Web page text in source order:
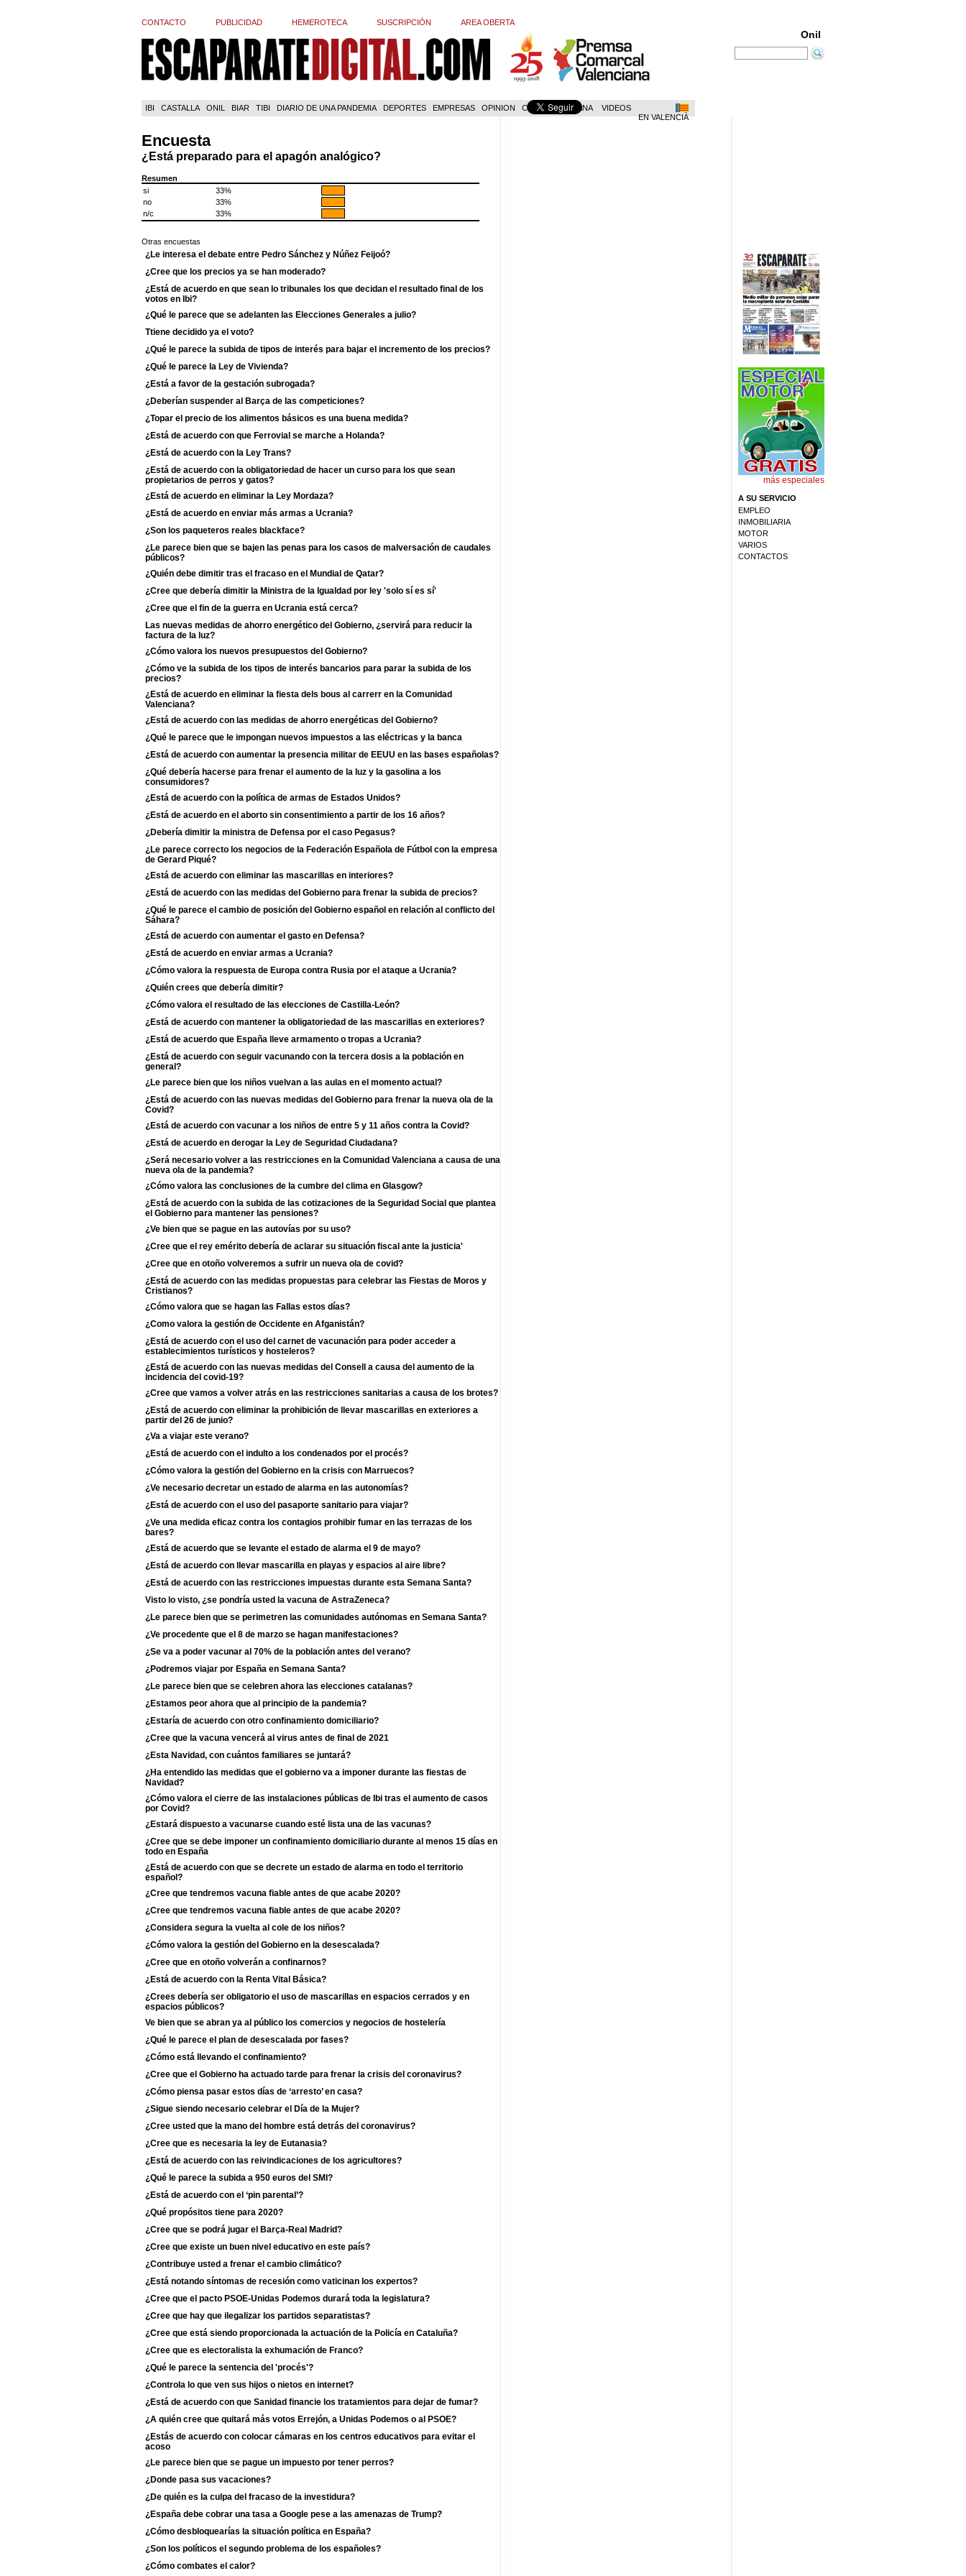
CONTACTO PUBLICIDAD HEMEROTECA SUSCRIPCIÓN AREA OBERTA
Onil
IBI CASTALLA ONIL BIAR TIBI DIARIO DE UNA PANDEMIA DEPORTES EMPRESAS OPINION COM. VALENCIANA
VIDEOS
EN VALENCIÀ
Encuesta
¿Está preparado para el apagón analógico?
Resumen
si
33%
no
33%
n/c
33%
Otras encuestas
¿Le interesa el debate entre Pedro Sánchez y Núñez Feijoó?
¿Cree que los precios ya se han moderado?
¿Está de acuerdo en que sean lo tribunales los que decidan el resultado final de los
votos en Ibi?
¿Qué le parece que se adelanten las Elecciones Generales a julio?
Ttiene decidido ya el voto?
¿Qué le parece la subida de tipos de interés para bajar el incremento de los precios?
¿Qué le parece la Ley de Vivienda?
¿Está a favor de la gestación subrogada?
¿Deberían suspender al Barça de las competiciones?
¿Topar el precio de los alimentos básicos es una buena medida?
¿Está de acuerdo con que Ferrovial se marche a Holanda?
¿Está de acuerdo con la Ley Trans?
¿Está de acuerdo con la obligatoriedad de hacer un curso para los que sean
propietarios de perros y gatos?
¿Está de acuerdo en eliminar la Ley Mordaza?
¿Está de acuerdo en enviar más armas a Ucrania?
¿Son los paqueteros reales blackface?
¿Le parece bien que se bajen las penas para los casos de malversación de caudales
públicos?
¿Quién debe dimitir tras el fracaso en el Mundial de Qatar?
¿Cree que debería dimitir la Ministra de la Igualdad por ley 'solo sí es sí'
¿Cree que el fin de la guerra en Ucrania está cerca?
Las nuevas medidas de ahorro energético del Gobierno, ¿servirá para reducir la
factura de la luz?
¿Cómo valora los nuevos presupuestos del Gobierno?
¿Cómo ve la subida de los tipos de interés bancarios para parar la subida de los
precios?
¿Está de acuerdo en eliminar la fiesta dels bous al carrerr en la Comunidad
Valenciana?
¿Está de acuerdo con las medidas de ahorro energéticas del Gobierno?
¿Qué le parece que le impongan nuevos impuestos a las eléctricas y la banca
¿Está de acuerdo con aumentar la presencia militar de EEUU en las bases españolas?
¿Qué debería hacerse para frenar el aumento de la luz y la gasolina a los
consumidores?
¿Está de acuerdo con la política de armas de Estados Unidos?
¿Está de acuerdo en el aborto sin consentimiento a partir de los 16 años?
¿Debería dimitir la ministra de Defensa por el caso Pegasus?
¿Le parece correcto los negocios de la Federación Española de Fútbol con la empresa
de Gerard Piqué?
¿Está de acuerdo con eliminar las mascarillas en interiores?
¿Está de acuerdo con las medidas del Gobierno para frenar la subida de precios?
¿Qué le parece el cambio de posición del Gobierno español en relación al conflicto del
Sáhara?
¿Está de acuerdo con aumentar el gasto en Defensa?
¿Está de acuerdo en enviar armas a Ucrania?
¿Cómo valora la respuesta de Europa contra Rusia por el ataque a Ucrania?
¿Quién crees que debería dimitir?
¿Cómo valora el resultado de las elecciones de Castilla-León?
¿Está de acuerdo con mantener la obligatoriedad de las mascarillas en exteriores?
¿Está de acuerdo que España lleve armamento o tropas a Ucrania?
¿Está de acuerdo con seguir vacunando con la tercera dosis a la población en
general?
¿Le parece bien que los niños vuelvan a las aulas en el momento actual?
¿Está de acuerdo con las nuevas medidas del Gobierno para frenar la nueva ola de la
Covid?
¿Está de acuerdo con vacunar a los niños de entre 5 y 11 años contra la Covid?
¿Está de acuerdo en derogar la Ley de Seguridad Ciudadana?
¿Será necesario volver a las restricciones en la Comunidad Valenciana a causa de una
nueva ola de la pandemia?
¿Cómo valora las conclusiones de la cumbre del clima en Glasgow?
¿Está de acuerdo con la subida de las cotizaciones de la Seguridad Social que plantea
el Gobierno para mantener las pensiones?
¿Ve bien que se pague en las autovías por su uso?
¿Cree que el rey emérito debería de aclarar su situación fiscal ante la justicia'
¿Cree que en otoño volveremos a sufrir un nueva ola de covid?
¿Está de acuerdo con las medidas propuestas para celebrar las Fiestas de Moros y
Cristianos?
¿Cómo valora que se hagan las Fallas estos días?
¿Como valora la gestión de Occidente en Afganistán?
¿Está de acuerdo con el uso del carnet de vacunación para poder acceder a
establecimientos turísticos y hosteleros?
¿Está de acuerdo con las nuevas medidas del Consell a causa del aumento de la
incidencia del covid-19?
¿Cree que vamos a volver atrás en las restricciones sanitarias a causa de los brotes?
¿Está de acuerdo con eliminar la prohibición de llevar mascarillas en exteriores a
partir del 26 de junio?
¿Va a viajar este verano?
¿Está de acuerdo con el indulto a los condenados por el procés?
¿Cómo valora la gestión del Gobierno en la crisis con Marruecos?
¿Ve necesario decretar un estado de alarma en las autonomías?
¿Está de acuerdo con el uso del pasaporte sanitario para viajar?
¿Ve una medida eficaz contra los contagios prohibir fumar en las terrazas de los
bares?
¿Está de acuerdo que se levante el estado de alarma el 9 de mayo?
¿Está de acuerdo con llevar mascarilla en playas y espacios al aire libre?
¿Está de acuerdo con las restricciones impuestas durante esta Semana Santa?
Visto lo visto, ¿se pondría usted la vacuna de AstraZeneca?
¿Le parece bien que se perimetren las comunidades autónomas en Semana Santa?
¿Ve procedente que el 8 de marzo se hagan manifestaciones?
¿Se va a poder vacunar al 70% de la población antes del verano?
¿Podremos viajar por España en Semana Santa?
¿Le parece bien que se celebren ahora las elecciones catalanas?
¿Estamos peor ahora que al principio de la pandemia?
¿Estaría de acuerdo con otro confinamiento domiciliario?
¿Cree que la vacuna vencerá al virus antes de final de 2021
¿Esta Navidad, con cuántos familiares se juntará?
¿Ha entendido las medidas que el gobierno va a imponer durante las fiestas de
Navidad?
¿Cómo valora el cierre de las instalaciones públicas de Ibi tras el aumento de casos
por Covid?
¿Estará dispuesto a vacunarse cuando esté lista una de las vacunas?
¿Cree que se debe imponer un confinamiento domiciliario durante al menos 15 días en
todo en España
¿Está de acuerdo con que se decrete un estado de alarma en todo el territorio
español?
¿Cree que tendremos vacuna fiable antes de que acabe 2020?
¿Cree que tendremos vacuna fiable antes de que acabe 2020?
¿Considera segura la vuelta al cole de los niños?
¿Cómo valora la gestión del Gobierno en la desescalada?
¿Cree que en otoño volverán a confinarnos?
¿Está de acuerdo con la Renta Vital Básica?
¿Crees debería ser obligatorio el uso de mascarillas en espacios cerrados y en
espacios públicos?
Ve bien que se abran ya al público los comercios y negocios de hostelería
¿Qué le parece el plan de desescalada por fases?
¿Cómo está llevando el confinamiento?
¿Cree que el Gobierno ha actuado tarde para frenar la crisis del coronavirus?
¿Cómo piensa pasar estos días de ‘arresto’ en casa?
¿Sigue siendo necesario celebrar el Día de la Mujer?
¿Cree usted que la mano del hombre está detrás del coronavirus?
¿Cree que es necesaria la ley de Eutanasia?
¿Está de acuerdo con las reivindicaciones de los agricultores?
¿Qué le parece la subida a 950 euros del SMI?
¿Está de acuerdo con el ‘pin parental’?
¿Qué propósitos tiene para 2020?
¿Cree que se podrá jugar el Barça-Real Madrid?
¿Cree que existe un buen nivel educativo en este país?
¿Contribuye usted a frenar el cambio climático?
¿Está notando síntomas de recesión como vaticinan los expertos?
¿Cree que el pacto PSOE-Unidas Podemos durará toda la legislatura?
¿Cree que hay que ilegalizar los partidos separatistas?
¿Cree que está siendo proporcionada la actuación de la Policía en Cataluña?
¿Cree que es electoralista la exhumación de Franco?
¿Qué le parece la sentencia del 'procés'?
¿Controla lo que ven sus hijos o nietos en internet?
¿Está de acuerdo con que Sanidad financie los tratamientos para dejar de fumar?
¿A quién cree que quitará más votos Errejón, a Unidas Podemos o al PSOE?
¿Estás de acuerdo con colocar cámaras en los centros educativos para evitar el
acoso
¿Le parece bien que se pague un impuesto por tener perros?
¿Donde pasa sus vacaciones?
¿De quién es la culpa del fracaso de la investidura?
¿España debe cobrar una tasa a Google pese a las amenazas de Trump?
¿Cómo desbloquearías la situación política en España?
¿Son los políticos el segundo problema de los españoles?
¿Cómo combates el calor?
más especiales
A SU SERVICIO
EMPLEO
INMOBILIARIA
MOTOR
VARIOS
CONTACTOS